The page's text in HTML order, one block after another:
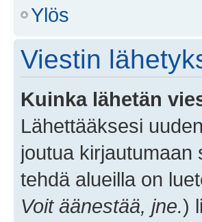
Ylös
Viestin
Kuinka lähetän
Lähettääksesi
joutua kirjautumaan
tehdä alueilla on
Voit äänestää, jne.)